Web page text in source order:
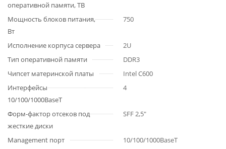
оперативной памяти, TB
Мощность блоков питания,
Вт
750
Исполнение корпуса сервера
2U
Тип оперативной памяти
DDR3
Чипсет материнской платы
Intel C600
Интерфейсы
10/100/1000BaseT
4
Форм-фактор отсеков под
жесткие диски
SFF 2,5"
Management порт
10/100/1000BaseT